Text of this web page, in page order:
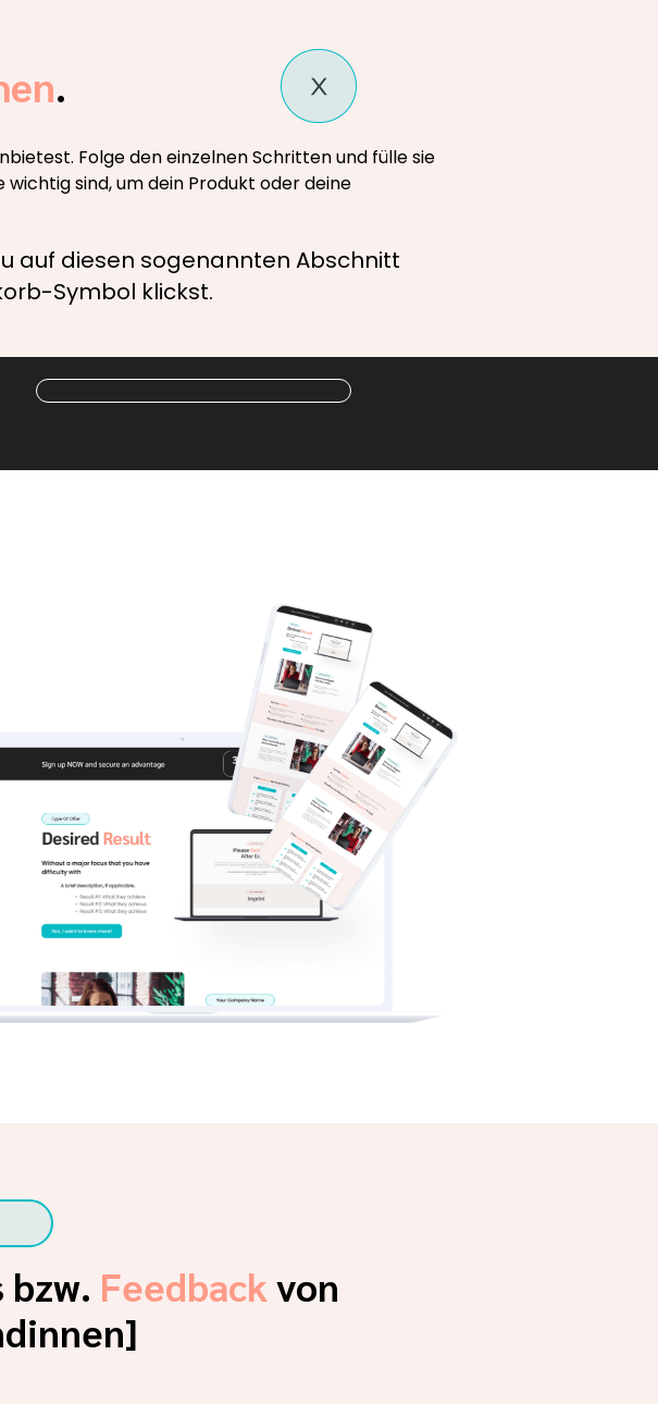
.
Folge den einzelnen Schritten und fülle sie
sind, um dein Produkt oder deine
auf diesen sogenannten Abschnitt
Symbol klickst.
Feedback von